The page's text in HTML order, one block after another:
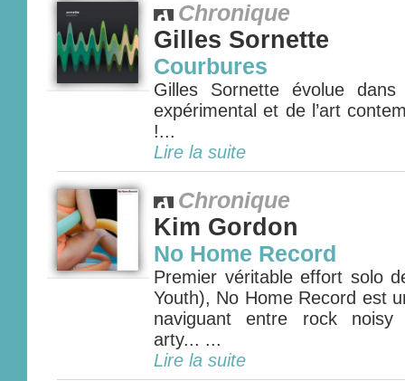
Chronique
Gilles Sornette
Courbures
Gilles Sornette évolue dans
expérimental et de l’art
!...
Lire la suite
Chronique
Kim Gordon
No Home Record
Premier véritable effort solo
Youth), No Home Record est
naviguant entre rock noisy
arty... ...
Lire la suite